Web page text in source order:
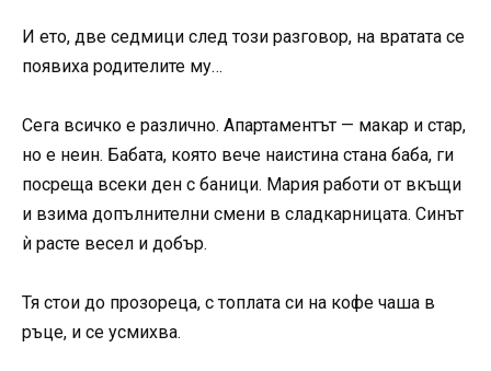
И ето, две седмици след този разговор, на вратата се
появиха родителите му…
Сега всичко е различно. Апартаментът — макар и стар,
но е неин. Бабата, която вече наистина стана баба, ги
посреща всеки ден с баници. Мария работи от вкъщи
и взима допълнителни смени в сладкарницата. Синът
ѝ расте весел и добър.
Тя стои до прозореца, с топлата си на кофе чаша в
ръце, и се усмихва.